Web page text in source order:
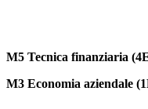
M5 Tecnica finanziaria
M3 Economia aziendale